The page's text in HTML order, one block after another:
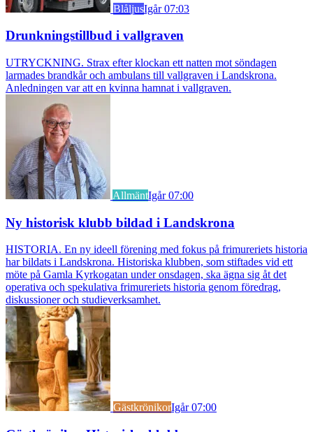
BlåljusIgår 07:03
Drunkningstillbud i vallgraven
UTRYCKNING. Strax efter klockan ett natten mot söndagen
larmades brandkår och ambulans till vallgraven i Landskrona.
Anledningen var att en kvinna hamnat i vallgraven.
AllmäntIgår 07:00
Ny historisk klubb bildad i Landskrona
HISTORIA. En ny ideell förening med fokus på frimureriets historia
har bildats i Landskrona. Historiska klubben, som stiftades vid ett
möte på Gamla Kyrkogatan under onsdagen, ska ägna sig åt det
operativa och spekulativa frimureriets historia genom föredrag,
diskussioner och studieverksamhet.
GästkrönikorIgår 07:00